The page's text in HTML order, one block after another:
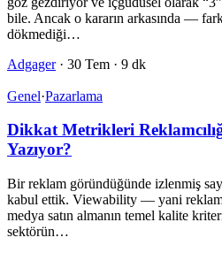
bile. Ancak o kararın arkasında —
dökmediği…
Adgager · 30 Tem · 9 dk
Genel·Pazarlama
Dikkat Metrikleri
Yazıyor?
Bir reklam göründüğünde izlenmiş
kabul ettik. Viewability — yani
medya satın almanın temel kalite
sektörün…